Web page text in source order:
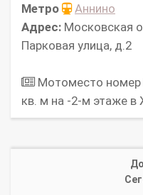
Метро
Аннино
Адрес: Московская
Парковая улица, д.2
Мотоместо
кв. м на -2-м этаже